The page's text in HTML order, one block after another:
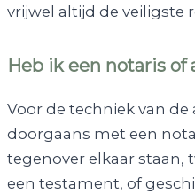
vrijwel altijd de veiligste
Heb ik een notaris of
Voor de techniek van
doorgaans met een
tegenover elkaar staan,
een testament, of